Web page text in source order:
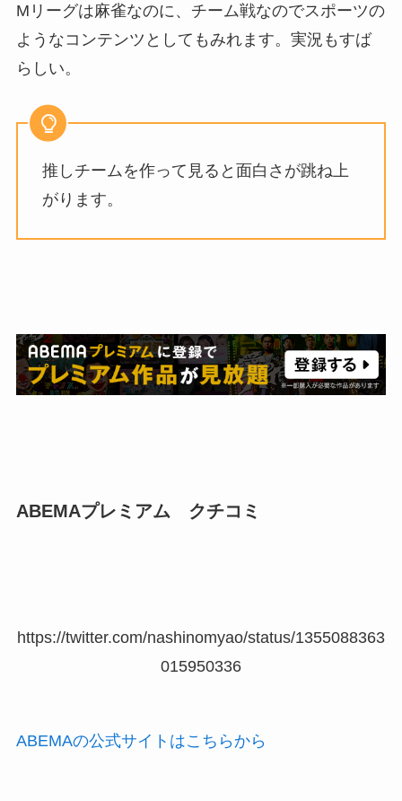
Mリーグは麻雀なのに、チーム戦なのでスポーツの
ようなコンテンツとしてもみれます。実況もすば
らしい。
推しチームを作って見ると面白さが跳ね上
がります。
ABEMAプレミアム クチコミ
https://twitter.com/nashinomyao/status/1355088363
015950336
ABEMAの公式サイトはこちらから